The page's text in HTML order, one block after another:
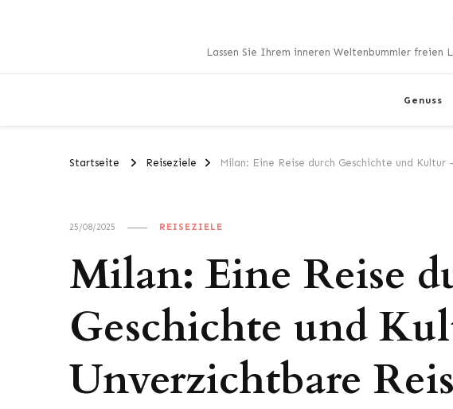
Lassen Sie Ihrem inneren Weltenbummler
Genuss
Startseite Reiseziele Milan: Eine Reise durch Geschichte und
25/08/2025 REISEZIELE
Milan: Eine Reise
Geschichte und
Unverzichtbare